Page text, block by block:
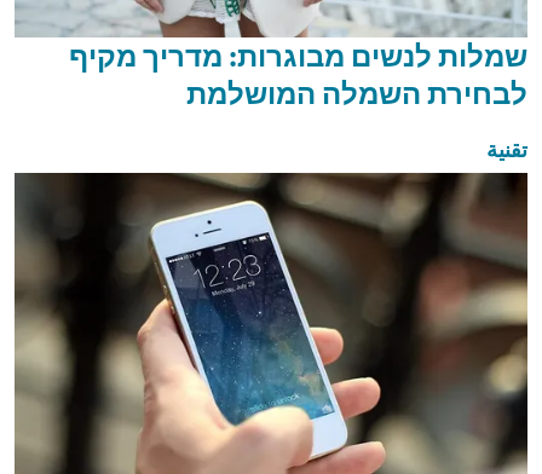
שמלות לנשים מבוגרות: מדריך מקיף
לבחירת השמלה המושלמת
تقنية